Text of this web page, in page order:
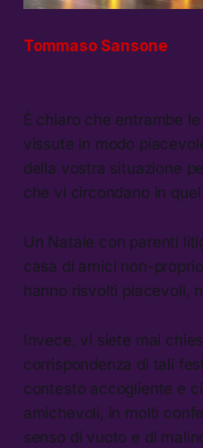
Tommaso Sansone
È chiaro che entrambe
vissute in modo
della vostra situazione
che vi circondano in
Un Natale con parenti
casa di amici non-
hanno risvolti piacevoli,
Invece, vi siete mai
corrispondenza di tali
contesto accogliente e
amichevoli, in molti
senso di vuoto e di